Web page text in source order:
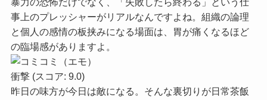
事上のプレッシャーがリアルなんですよね。組織の論理
と個人の感情の板挟みになる場面は、胃が痛くなるほど
の臨場感がありますよ。
衝撃 (スコア: 9.0)
昨日の味方が今日は敵になる。そんな裏切りが日常茶飯